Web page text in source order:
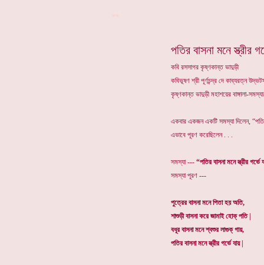
পতির বাসনা মনে স্ত্রীর
কবি রসসাগর কৃষ্ণকান্ত ভাদুড়ী
কবিভূষণ শ্রী পূর্ণচন্দ্র দে কাব্যরত্ন
কৃষ্ণকান্ত ভাদুড়ী মহাশয়ের বাঙ্গালা-
একবার একজন একটি সমস্যা দিলেন,
এভাবে পূরণ করেছিলেন . . .
সমস্যা --- “পতির বাসনা মনে স্ত্রীর গর্ভে
সমস্যা পূরণ ---
পুত্রের বাসনা মনে পিতা হয় অতি,
শাশুড়ী বাসনা করে জামাই হোক্ পতি |
বধূর বাসনা মনে শ্বশুর লাগুক্ গায়,
পতির বাসনা মনে স্ত্রীর গর্ভে যায় |